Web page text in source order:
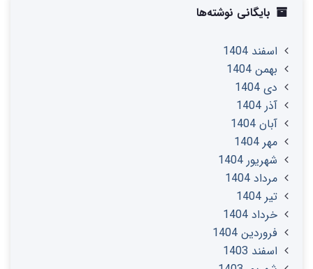
بایگانی نوشته‌ها
اسفند 1404
بهمن 1404
دی 1404
آذر 1404
آبان 1404
مهر 1404
شهریور 1404
مرداد 1404
تير 1404
خرداد 1404
فروردین 1404
اسفند 1403